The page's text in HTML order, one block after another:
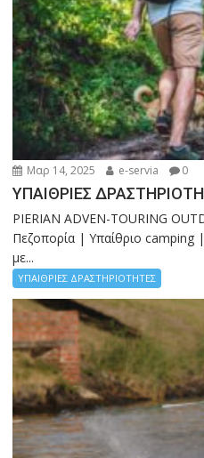
Μαρ 14, 2025 e-servia 0
ΥΠΑΙΘΡΙΕΣ
PIERIAN ADVEN-TOURING
Πεζοπορία | Υπαίθριο
με...
ΥΠΑΙΘΡΙΕΣ ΔΡΑΣΤΗΡΙΟΤΗΤΕΣ